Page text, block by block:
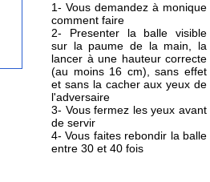
1- Vous demandez à monique
comment faire
2- Presenter la balle visible
sur la paume de la main, la
lancer à une hauteur correcte
(au moins 16 cm), sans effet
et sans la cacher aux yeux de
l'adversaire
3- Vous fermez les yeux avant
de servir
4- Vous faites rebondir la balle
entre 30 et 40 fois